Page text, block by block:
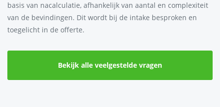
basis van nacalculatie, afhankelijk van aantal en complexiteit
van de bevindingen. Dit wordt bij de intake besproken en
toegelicht in de offerte.
Bekijk alle veelgestelde vragen